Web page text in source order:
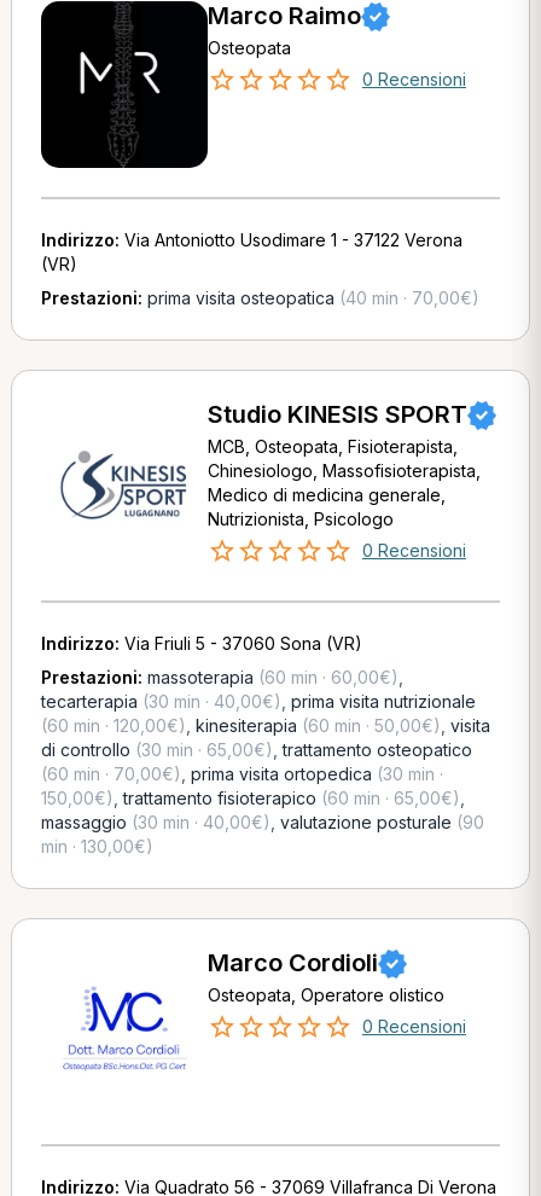
Marco Raimo
Osteopata
0 Recensioni
Indirizzo: Via Antoniotto Usodimare 1 - 37122 Verona
(VR)
Prestazioni: prima visita osteopatica (40 min · 70,00€)
Studio KINESIS SPORT
MCB, Osteopata, Fisioterapista,
Chinesiologo, Massofisioterapista,
Medico di medicina generale,
Nutrizionista, Psicologo
0 Recensioni
Indirizzo: Via Friuli 5 - 37060 Sona (VR)
Prestazioni: massoterapia (60 min · 60,00€)
tecarterapia (30 min · 40,00€) prima visita nutrizionale
(60 min · 120,00€) kinesiterapia (60 min · 50,00€) visita
di controllo (30 min · 65,00€) ,trattamento osteopatico
(60 min · 70,00€) prima visita ortopedica (30 min ·
150,00€) ,trattamento fisioterapico (60 min · 65,00€)
massaggio (30 min · 40,00€) valutazione posturale (90
min · 130,00€)
Marco Cordioli
Osteopata, Operatore olistico
0 Recensioni
Indirizzo: Via Quadrato 56 - 37069 Villafranca Di Verona